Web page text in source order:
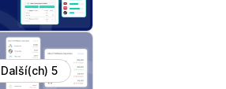
5